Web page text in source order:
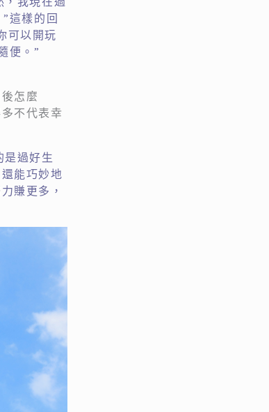
這樣的回
可以開玩
便。”
怎麼
不代表幸
是過好生
能巧妙地
賺更多，